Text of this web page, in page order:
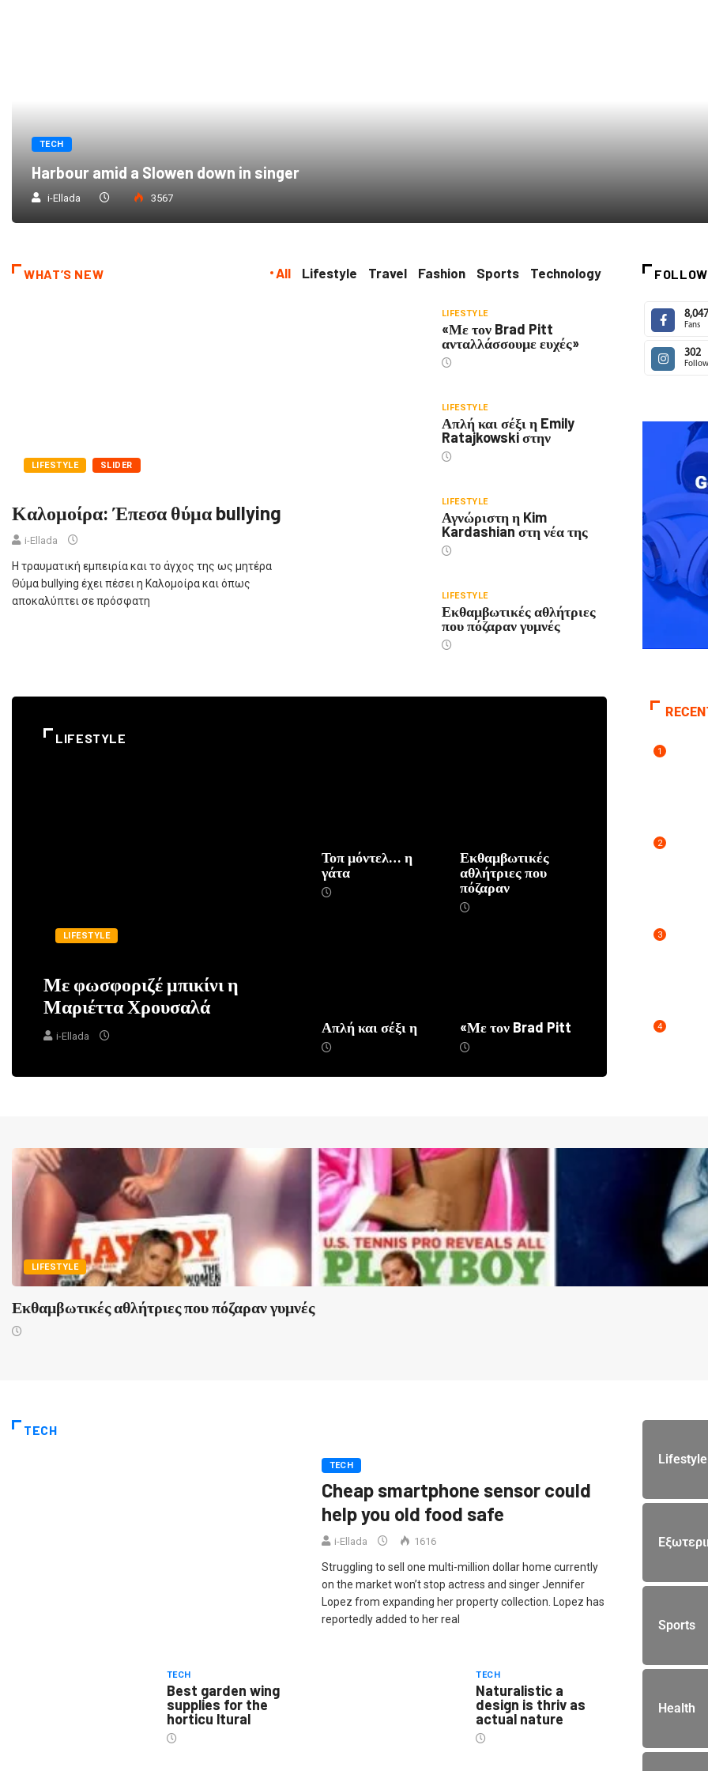
TECH
Harbour amid a Slowen down in singer
i-Ellada 3567
WHAT’S NEW All Lifestyle Travel Fashion Sports Technology
LIFESTYLE SLIDER
Καλομοίρα: Έπεσα θύμα bullying
i-Ellada
Η τραυματική εμπειρία και το άγχος της ως μητέρα
Θύμα bullying έχει πέσει η Καλομοίρα και όπως
αποκαλύπτει σε πρόσφατη
LIFESTYLE
«Με τον Brad Pitt
ανταλλάσσουμε ευχές»
LIFESTYLE
Απλή και σέξι η Emily
Ratajkowski στην
LIFESTYLE
Αγνώριστη η Kim
Kardashian στη νέα της
LIFESTYLE
Εκθαμβωτικές αθλήτριες
που πόζαραν γυμνές
LIFESTYLE
LIFESTYLE
Με φωσφοριζέ μπικίνι η
Μαριέττα Χρουσαλά
i-Ellada
Τοπ μόντελ… η
γάτα
Εκθαμβωτικές
αθλήτριες που
πόζαραν
Απλή και σέξι η «Με τον Brad Pitt
8,047
Fans
302
1
2
3
4
LIFESTYLE
Εκθαμβωτικές αθλήτριες που πόζαραν γυμνές
TECH
TECH
Cheap smartphone sensor could
help you old food safe
i-Ellada 1616
Struggling to sell one multi-million dollar home currently
on the market won’t stop actress and singer Jennifer
Lopez from expanding her property collection. Lopez has
reportedly added to her real
TECH
Best garden wing
supplies for the
horticu ltural
TECH
Naturalistic a
design is thriv as
actual nature
Lifestyle
Sports
Health